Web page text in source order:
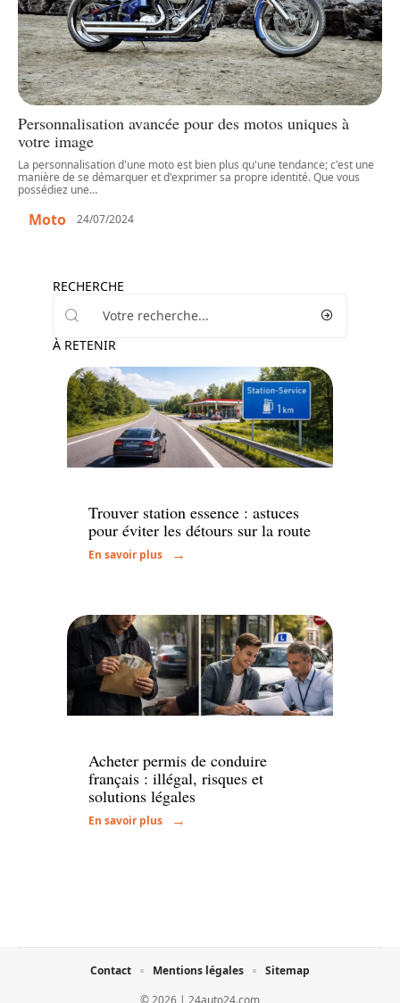
Personnalisation avancée pour des motos uniques à
votre image
La personnalisation d'une moto est bien plus qu'une tendance; c'est une
manière de se démarquer et d'exprimer sa propre identité. Que vous
possédiez une…
Moto 24/07/2024
RECHERCHE
À RETENIR
Actu
Trouver station essence : astuces
pour éviter les détours sur la route
En savoir plus
Actu
Acheter permis de conduire
français : illégal, risques et
solutions légales
En savoir plus
© 2026 | 24auto24.com
Contact Mentions légales Sitemap